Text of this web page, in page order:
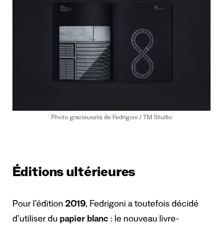
Photo gracieuseté de Fedrigoni / TM Studio
Éditions ultérieures
Pour l’édition 2019, Fedrigoni a toutefois décidé
d’utiliser du papier blanc : le nouveau livre-